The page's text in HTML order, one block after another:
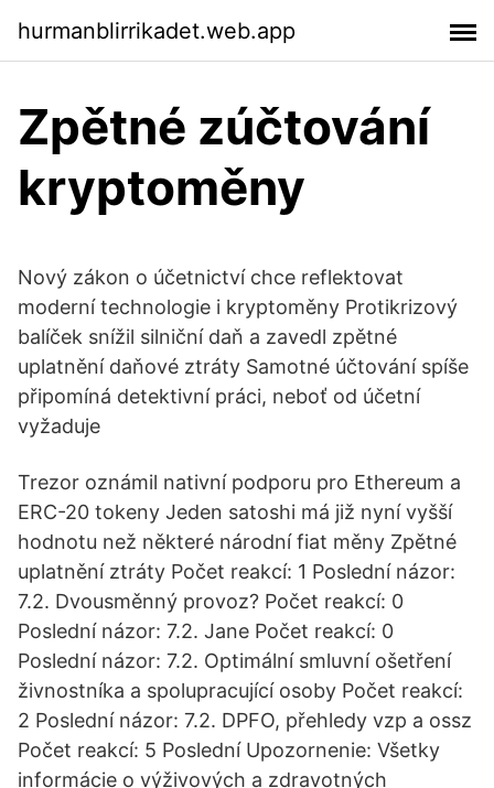
hurmanblirrikadet.web.app
Zpětné zúčtování
kryptoměny
Nový zákon o účetnictví chce reflektovat
moderní technologie i kryptoměny Protikrizový
balíček snížil silniční daň a zavedl zpětné
uplatnění daňové ztráty Samotné účtování spíše
připomíná detektivní práci, neboť od účetní
vyžaduje
Trezor oznámil nativní podporu pro Ethereum a
ERC-20 tokeny Jeden satoshi má již nyní vyšší
hodnotu než některé národní fiat měny Zpětné
uplatnění ztráty Počet reakcí: 1 Poslední názor:
7.2. Dvousměnný provoz? Počet reakcí: 0
Poslední názor: 7.2. Jane Počet reakcí: 0
Poslední názor: 7.2. Optimální smluvní ošetření
živnostníka a spolupracující osoby Počet reakcí:
2 Poslední názor: 7.2. DPFO, přehledy vzp a ossz
Počet reakcí: 5 Poslední Upozornenie: Všetky
informácie o výživových a zdravotných